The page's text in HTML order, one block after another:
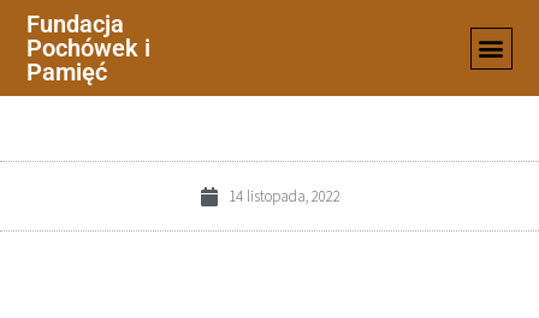
Fundacja
Pochówek i
Pamięć
3-5
14 listopada, 2022